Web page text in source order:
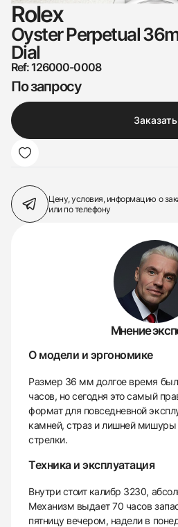
Rolex
Oyster Perpetual
Dial
Ref: 126000-0008
По запросу
Заказать
Цену, условия, информацию о
или по телефону
Мнение
О модели и эргономике
Размер 36 мм долгое время
часов, но сегодня это самый
формат для повседневной
камней, страз и лишней мишуры
стрелки.
Техника и эксплуатация
Внутри стоит калибр 3230,
Механизм выдает 70 часов
пятницу вечером, надели в